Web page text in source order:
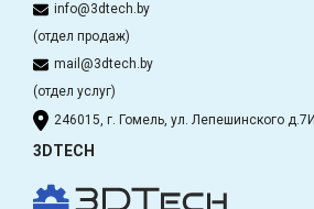
info@3dtech.by
(отдел продаж)
mail@3dtech.by
(отдел услуг)
246015, г. Гомель, ул. Лепешинского
3DTECH